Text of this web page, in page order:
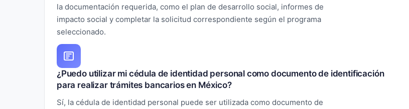
la documentación requerida, como el plan de desarrollo social, informes de
impacto social y completar la solicitud correspondiente según el programa
seleccionado.
¿Puedo utilizar mi cédula de identidad personal como documento de identificación
para realizar trámites bancarios en México?
Sí, la cédula de identidad personal puede ser utilizada como documento de